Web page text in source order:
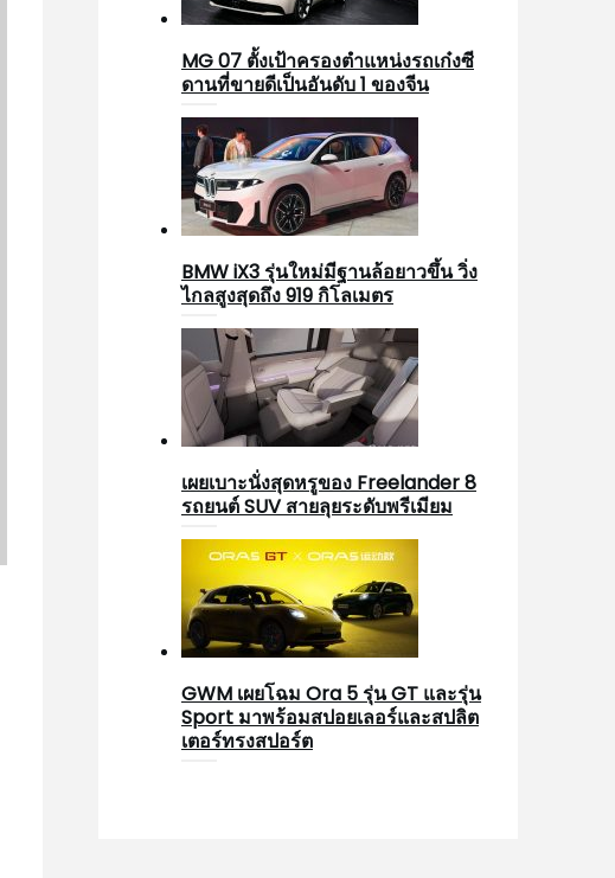
MG 07 ตั้งเป้าครองตำแหน่งรถเก๋งซี
ดานที่ขายดีเป็นอันดับ 1 ของจีน
BMW iX3 รุ่นใหม่มีฐานล้อยาวขึ้น วิ่ง
ไกลสูงสุดถึง 919 กิโลเมตร
เผยเบาะนั่งสุดหรูของ Freelander 8
รถยนต์ SUV สายลุยระดับพรีเมียม
GWM เผยโฉม Ora 5 รุ่น GT และรุ่น
Sport มาพร้อมสปอยเลอร์และสปลิต
เตอร์ทรงสปอร์ต